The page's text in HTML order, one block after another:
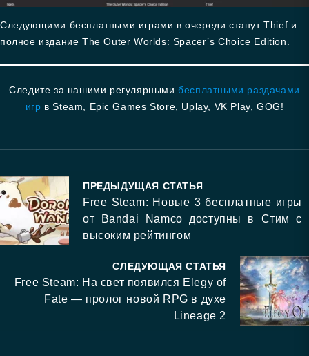
Следующими бесплатными играми в очереди станут Thief и
полное издание The Outer Worlds: Spacer’s Choice Edition.
Следите за нашими регулярнымибесплатными раздачами
игр в Steam, Epic Games Store, Uplay, VK Play, GOG!
ПРЕДЫДУЩАЯ СТАТЬЯ
Free Steam: Новые 3 бесплатные игры
от Bandai Namco доступны в Стим с
высоким рейтингом
СЛЕДУЮЩАЯ СТАТЬЯ
Free Steam: На свет появился Elegy of
Fate — пролог новой RPG в духе
Lineage 2